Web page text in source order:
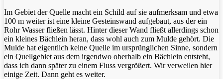
Im Gebiet der Quelle macht ein Schild auf sie aufmerksam und etwa
100 m weiter ist eine kleine Gesteinswand aufgebaut, aus der ein
Rohr Wasser fließen lässt. Hinter dieser Wand fließt allerdings schon
ein kleines Bächlein heran, dass wohl auch zum Mulde gehört. Die
Mulde hat eigentlich keine Quelle im ursprünglichen Sinne, sondern
ein Quellgebiet aus dem irgendwo oberhalb ein Bächlein entsteht,
dass ich dann später zu einem Fluss vergrößert. Wir verweilen hier
einige Zeit. Dann geht es weiter.